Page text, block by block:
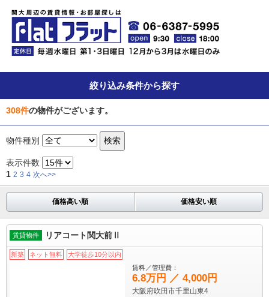
絞り込み条件から探す
308件の物件がございます。
物件種別
表示件数
1 2 3 4 次へ>>
価格高い順 価格安い順
賃貸物件 リアコート関大前Ⅱ
新築 ネット無料
大学徒歩10分以内
賃料／管理費：
6.8万円 ／ 4,000円
大阪府吹田市千里山東4